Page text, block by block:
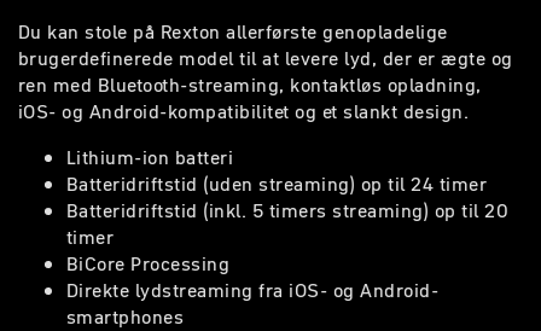
Du kan stole på Rexton allerførste genopladelige
brugerdefinerede model til at levere lyd, der er ægte og
ren med Bluetooth-streaming, kontaktløs opladning,
iOS- og Android-kompatibilitet og et slankt design.
Lithium-ion batteri
Batteridriftstid (uden streaming) op til 24 timer
Batteridriftstid (inkl. 5 timers streaming) op til 20
timer
BiCore Processing
Direkte lydstreaming fra iOS- og Android-
smartphones